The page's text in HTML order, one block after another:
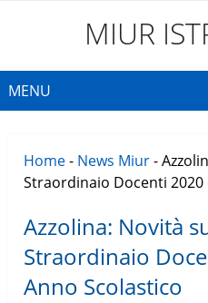
MIUR
MENU
Home- News Miur-
Straordinaio Docenti 2020
Azzolina: Novità
Straordinaio
Anno Scolastico